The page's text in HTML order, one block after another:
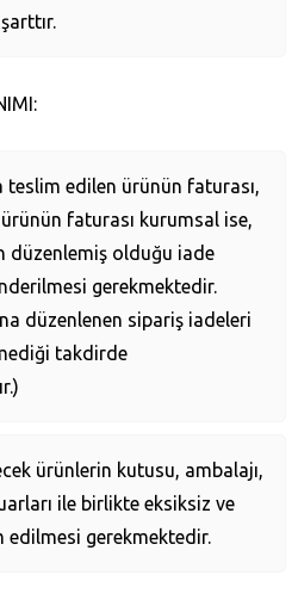
teslim edilen ürünün faturası,
faturası kurumsal ise,
düzenlemiş olduğu iade
gerekmektedir.
düzenlenen sipariş iadeleri
takdirde
ürünlerin kutusu, ambalajı,
ile birlikte eksiksiz ve
edilmesi gerekmektedir.